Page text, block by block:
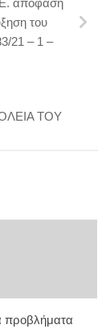
του
21 – 1 –
ΤΟΥ
προβλήματα